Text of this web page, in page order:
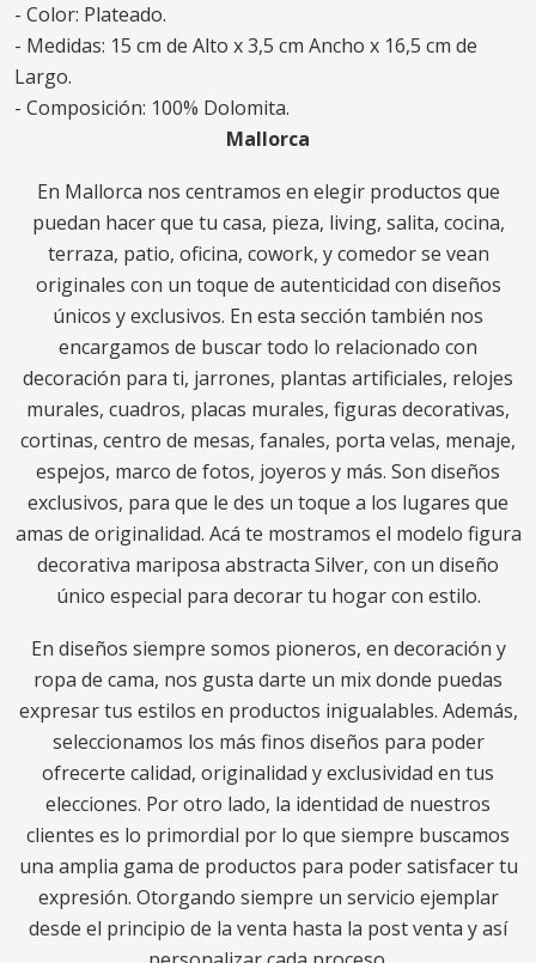
- Color: Plateado.
- Medidas: 15 cm de Alto x 3,5 cm Ancho x 16,5 cm de
Largo.
- Composición: 100% Dolomita.
Mallorca
En Mallorca nos centramos en elegir productos que
puedan hacer que tu casa, pieza, living, salita, cocina,
terraza, patio, oficina, cowork, y comedor se vean
originales con un toque de autenticidad con diseños
únicos y exclusivos. En esta sección también nos
encargamos de buscar todo lo relacionado con
decoración para ti, jarrones, plantas artificiales, relojes
murales, cuadros, placas murales, figuras decorativas,
cortinas, centro de mesas, fanales, porta velas, menaje,
espejos, marco de fotos, joyeros y más. Son diseños
exclusivos, para que le des un toque a los lugares que
amas de originalidad. Acá te mostramos el modelo figura
decorativa mariposa abstracta Silver, con un diseño
único especial para decorar tu hogar con estilo.
En diseños siempre somos pioneros, en decoración y
ropa de cama, nos gusta darte un mix donde puedas
expresar tus estilos en productos inigualables. Además,
seleccionamos los más finos diseños para poder
ofrecerte calidad, originalidad y exclusividad en tus
elecciones. Por otro lado, la identidad de nuestros
clientes es lo primordial por lo que siempre buscamos
una amplia gama de productos para poder satisfacer tu
expresión. Otorgando siempre un servicio ejemplar
desde el principio de la venta hasta la post venta y así